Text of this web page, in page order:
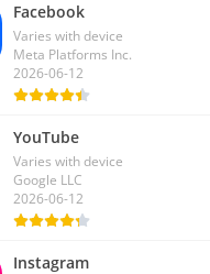
竞速游戏
策略游戏
Facebook
Varies with device
Meta Platforms Inc.
2026-06-12
YouTube
Varies with device
Google LLC
2026-06-12
Instagram